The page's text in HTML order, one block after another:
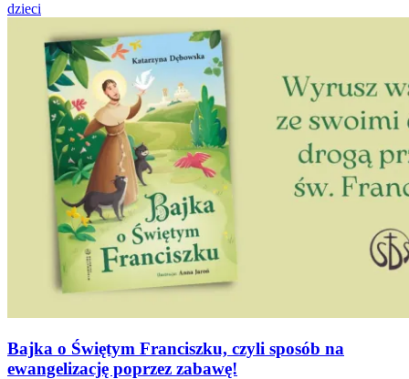
dzieci
Bajka o Świętym Franciszku, czyli sposób na
ewangelizację poprzez zabawę!